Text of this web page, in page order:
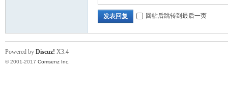
发表回复 回帖后跳转到最后一页
Powered by Discuz! X3.4
© 2001-2017 Comsenz Inc.